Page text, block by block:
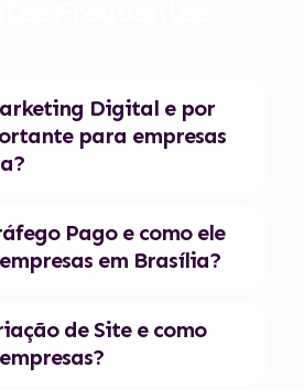
Digital e por
para empresas
Pago e como ele
em Brasília?
de Site e como